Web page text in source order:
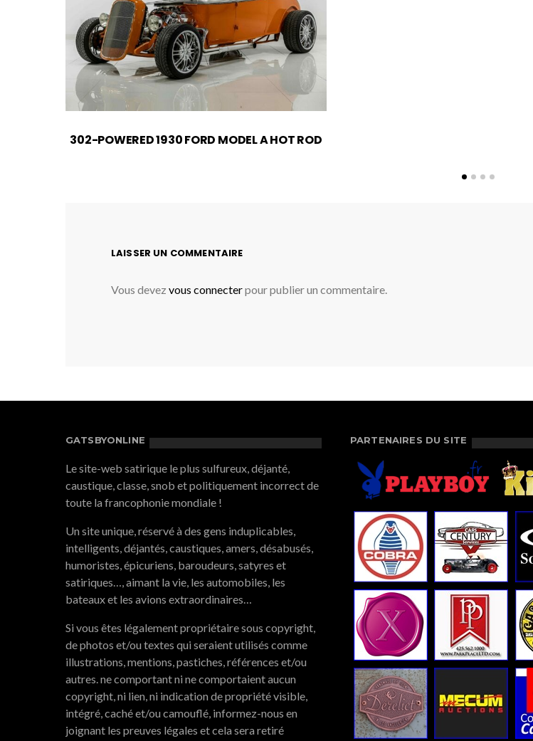
302-POWERED 1930 FORD MODEL A HOT ROD
LAISSER UN COMMENTAIRE
Vous devez vous connecterpour publier un commentaire.
GATSBYONLINE
Le site-web satirique le plus sulfureux, déjanté,
caustique, classe, snob et politiquement incorrect de
toute la francophonie mondiale !
Un site unique, réservé à des gens induplicables,
intelligents, déjantés, caustiques, amers, désabusés,
humoristes, épicuriens, baroudeurs, satyres et
satiriques…, aimant la vie, les automobiles, les
bateaux et les avions extraordinaires…
Si vous êtes légalement propriétaire sous copyright,
de photos et/ou textes qui seraient utilisés comme
illustrations, mentions, pastiches, références et/ou
autres. ne comportant ni ne comportaient aucun
copyright, ni lien, ni indication de propriété visible,
intégré, caché et/ou camouflé, informez-nous en
joignant les preuves légales et cela sera retiré
PARTENAIRES DU SITE